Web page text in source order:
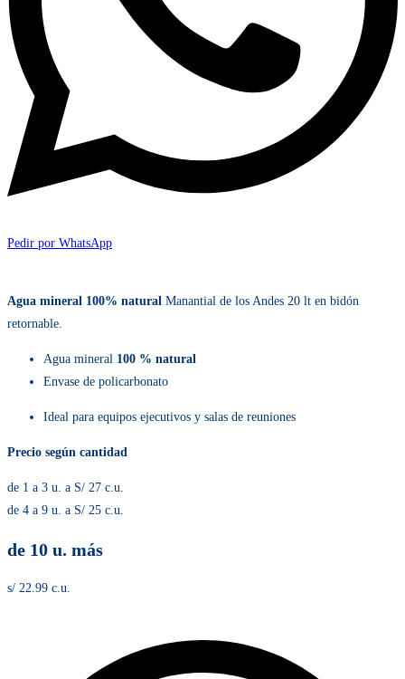
Pedir por WhatsApp
Agua mineral 100% natural Manantial de los Andes 20 lt en bidón
retornable.
Agua mineral 100 % natural
Envase de policarbonato
Ideal para equipos ejecutivos y salas de reuniones
Precio según cantidad
de 1 a 3 u. a S/ 27 c.u.
de 4 a 9 u. a S/ 25 c.u.
de 10 u. más
s/ 22.99 c.u.